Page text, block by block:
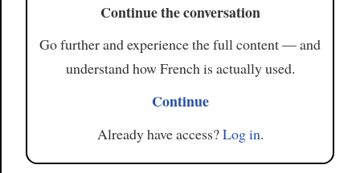
Continue the conversation
Go further and experience the full content — and
understand how French is actually used.
Continue
Already have access?Log in.